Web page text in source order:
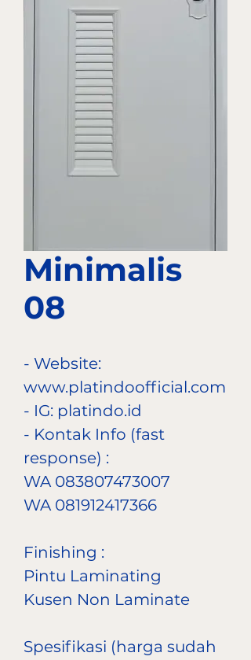
Minimalis
08
- Website:
www.platindoofficial.com
- IG: platindo.id
- Kontak Info (fast
response) :
WA 083807473007
WA 081912417366
Finishing :
Pintu Laminating
Kusen Non Laminate
Spesifikasi (harga sudah